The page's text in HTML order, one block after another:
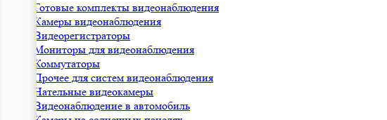
Готовые комплекты видеонаблюдения
Камеры видеонаблюдения
Видеорегистраторы
Мониторы для видеонаблюдения
Коммутаторы
Прочее для систем видеонаблюдения
Нательные видеокамеры
Видеонаблюдение в автомобиль